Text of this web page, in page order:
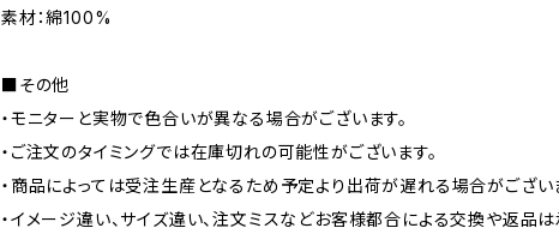
素材：綿100%
■その他
・モニターと実物で色合いが異なる場合がございます。
・ご注文のタイミングでは在庫切れの可能性がございます。
・商品によっては受注生産となるため予定より出荷が遅れる場合がござい
・イメージ違い、サイズ違い、注文ミスなどお客様都合による交換や返品は